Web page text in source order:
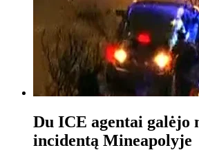
Du ICE agentai galėjo
incidentą Mineapolyje